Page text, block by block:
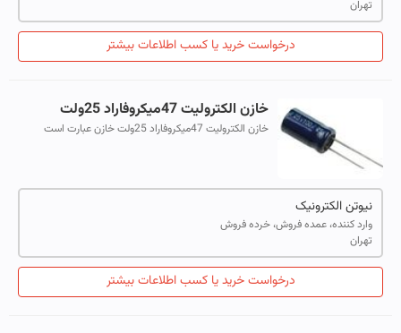
تهران
درخواست خرید یا کسب اطلاعات بیشتر
خازن الکترولیت 47میکروفاراد 25ولت
خازن الکترولیت 47میکروفاراد 25ولت خازن عبارت است
نیوتن الکترونیک
وارد کننده، عمده فروش، خرده فروش
تهران
درخواست خرید یا کسب اطلاعات بیشتر